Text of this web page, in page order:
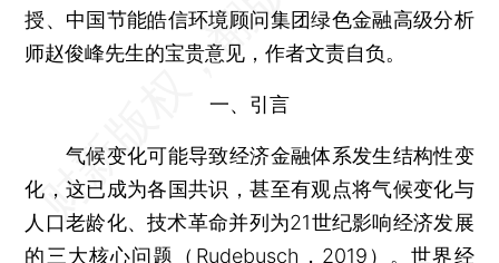
授、中国节能皓信环境顾问集团绿色金融高级分析
师赵俊峰先生的宝贵意见，作者文责自负。
一、引言
气候变化可能导致经济金融体系发生结构性变
化，这已成为各国共识，甚至有观点将气候变化与
人口老龄化、技术革命并列为21世纪影响经济发展
的三大核心问题（Rudebusch，2019）。世界经